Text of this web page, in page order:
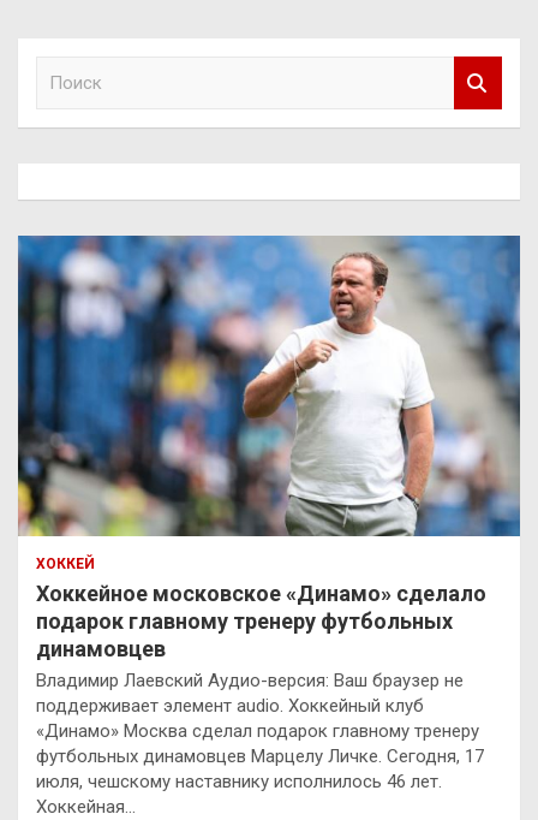
ХОККЕЙ
Хоккейное московское «Динамо» сделало
подарок главному тренеру футбольных
динамовцев
Владимир Лаевский Аудио-версия: Ваш браузер не
поддерживает элемент audio. Хоккейный клуб
«Динамо» Москва сделал подарок главному тренеру
футбольных динамовцев Марцелу Личке. Сегодня, 17
июля, чешскому наставнику исполнилось 46 лет.
Хоккейная…